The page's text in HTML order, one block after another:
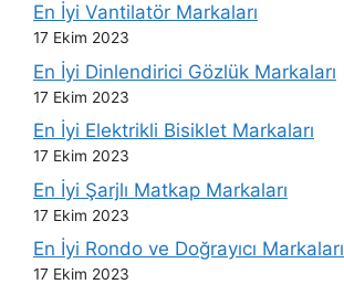
En İyi Vantilatör Markaları
17 Ekim 2023
En İyi Dinlendirici Gözlük Markaları
17 Ekim 2023
En İyi Elektrikli Bisiklet Markaları
17 Ekim 2023
En İyi Şarjlı Matkap Markaları
17 Ekim 2023
En İyi Rondo ve Doğrayıcı Markaları
17 Ekim 2023